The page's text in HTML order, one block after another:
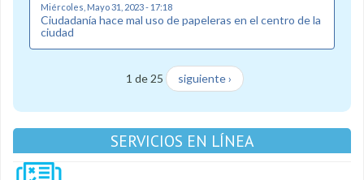
Miércoles, Mayo 31, 2023 - 17:18
Ciudadanía hace mal uso de papeleras en el centro de la
ciudad
1 de 25 siguiente ›
SERVICIOS EN LÍNEA